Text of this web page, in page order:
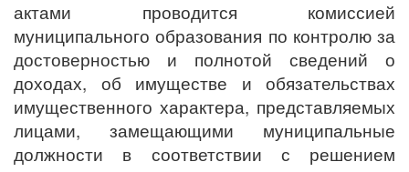
актами проводится комиссией
муниципального образования по контролю за
достоверностью и полнотой сведений о
доходах, об имуществе и обязательствах
имущественного характера, представляемых
лицами, замещающими муниципальные
должности в соответствии с решением